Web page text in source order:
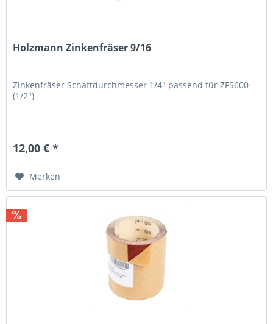
Holzmann Zinkenfräser 9/16
Zinkenfräser Schaftdurchmesser 1/4" passend für ZFS600
(1/2")
12,00 € *
Merken